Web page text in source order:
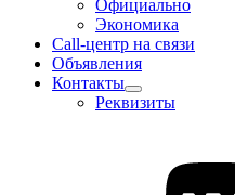
Официально
Экономика
Call-центр на связи
Объявления
Контакты
Реквизиты